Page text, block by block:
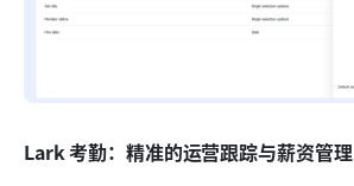
Lark 考勤：精准的运营跟踪与薪资管理